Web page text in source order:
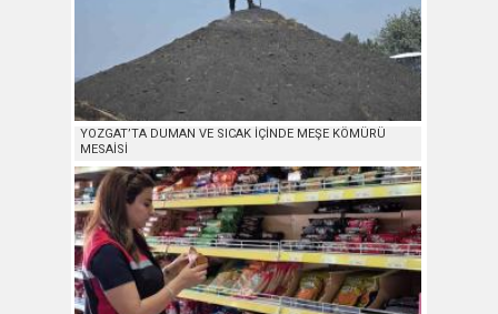
YOZGAT’TA DUMAN VE SICAK İÇİNDE MEŞE KÖMÜRÜ
MESAİSİ